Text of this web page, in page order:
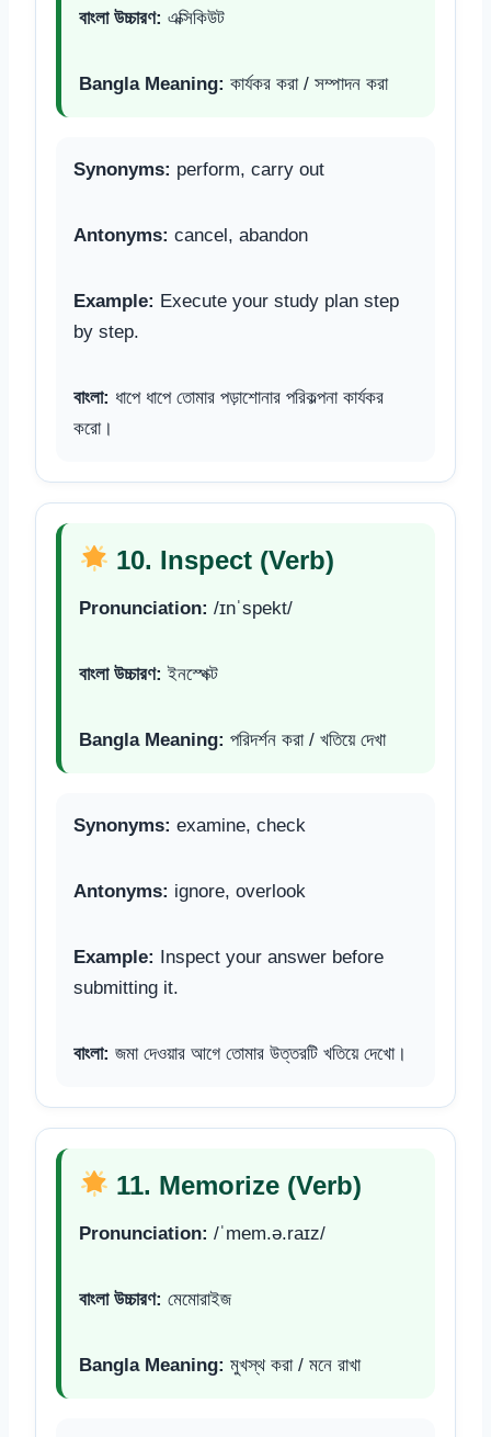
বাংলা উচ্চারণ: এক্সিকিউট
Bangla Meaning: কার্যকর করা / সম্পাদন করা
Synonyms: perform, carry out
Antonyms: cancel, abandon
Example: Execute your study plan step
by step.
বাংলা: ধাপে ধাপে তোমার পড়াশোনার পরিকল্পনা কার্যকর
করো।
10. Inspect (Verb)
Pronunciation: /ɪnˈspekt/
বাংলা উচ্চারণ: ইনস্পেক্ট
Bangla Meaning: পরিদর্শন করা / খতিয়ে দেখা
Synonyms: examine, check
Antonyms: ignore, overlook
Example: Inspect your answer before
submitting it.
বাংলা: জমা দেওয়ার আগে তোমার উত্তরটি খতিয়ে দেখো।
11. Memorize (Verb)
Pronunciation: /ˈmem.ə.raɪz/
বাংলা উচ্চারণ: মেমোরাইজ
Bangla Meaning: মুখস্থ করা / মনে রাখা